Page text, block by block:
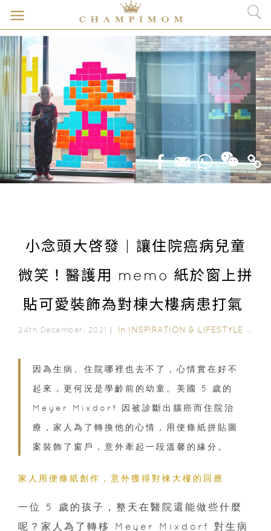
小念頭大啓發 | 讓住院癌病兒童
微笑！醫護用 memo 紙於窗上拼
貼可愛裝飾為對棟大樓病患打氣
24th December, 2021｜ In INSPIRATION & LIFESTYLE
因為生病、住院哪裡也去不了，心情實在好不
起來，更何況是學齡前的幼童。美國 5 歲的
Meyer Mixdorf 因被診斷出腦癌而住院治
療，家人為了轉換他的心情，用便條紙拼貼圖
案裝飾了窗戶，意外牽起一段溫馨的緣分。
家人用便條紙創作，意外獲得對棟大樓的回應
一位 5 歲的孩子，整天在醫院還能做些什麼
呢？家人為了轉移 Meyer Mixdorf 對生病